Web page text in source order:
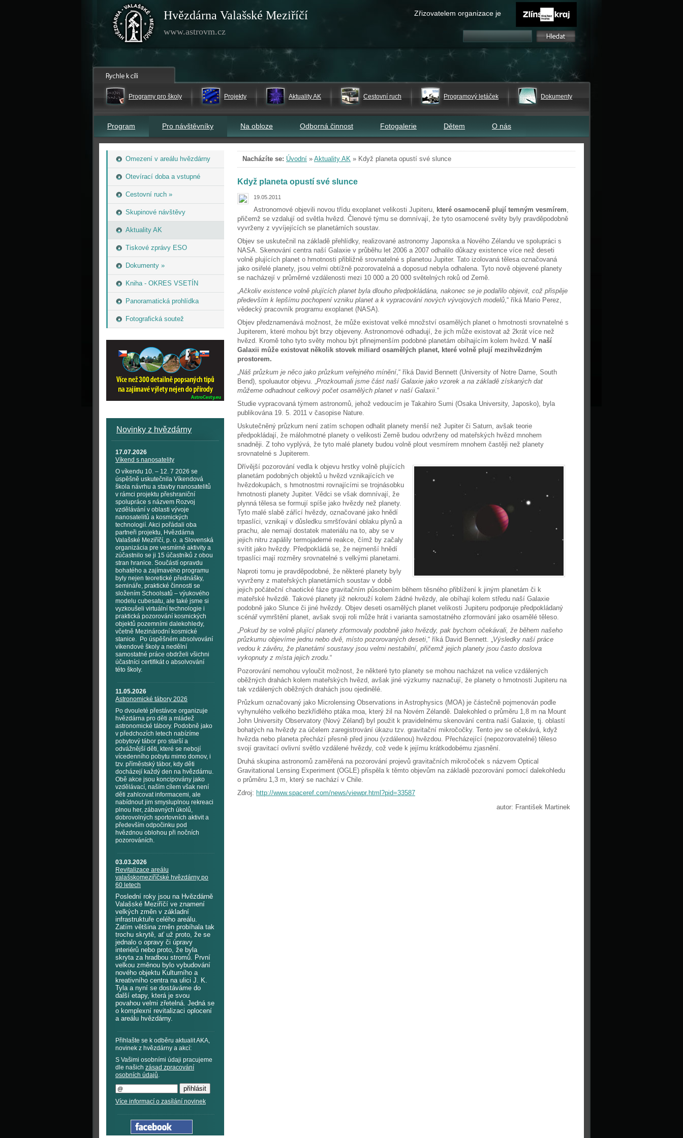
Hvězdárna Valašské Meziříčí
www.astrovm.cz
Zřizovatelem organizace je
Programy pro školy Projekty Aktuality AK Cestovní ruch Programový letáček Dokumenty
Program Pro návštěvníky Na obloze Odborná činnost Fotogalerie Dětem O nás
Omezení v areálu hvězdárny
Otevírací doba a vstupné
Cestovní ruch »
Skupinové návštěvy
Aktuality AK
Tiskové zprávy ESO
Dokumenty »
Kniha - OKRES VSETÍN
Panoramatická prohlídka
Fotografická soutež
Novinky z hvězdárny
17.07.2026
Víkend s nanosatelity
O víkendu 10. – 12. 7 2026 se
úspěšně uskutečnila Víkendová
škola návrhu a stavby nanosatelitů
v rámci projektu přeshraniční
spolupráce s názvem Rozvoj
vzdělávání v oblasti vývoje
nanosatelitů a kosmických
technologií. Akci pořádali oba
partneři projektu, Hvězdárna
Valašské Meziříčí, p. o. a Slovenská
organizácia pre vesmírné aktivity a
zúčastnilo se ji 15 účastníků z obou
stran hranice. Součástí opravdu
bohatého a zajímavého programu
byly nejen teoretické přednášky,
semináře, praktické činnosti se
složením Schoolsatů – výukového
modelu cubesatu, ale také jsme si
vyzkoušeli virtuální technologie i
praktická pozorování kosmických
objektů pozemními dalekohledy,
včetně Mezinárodní kosmické
stanice. Po úspěšném absolvování
víkendové školy a nedělní
samostatné práce obdrželi všichni
účastníci certifikát o absolvování
této školy.
11.05.2026
Astronomické tábory 2026
Po dvouleté přestávce organizuje
hvězdárna pro děti a mládež
astronomické tábory. Podobně jako
v předchozích letech nabízíme
pobytový tábor pro starší a
odvážnější děti, které se nebojí
vícedenního pobytu mimo domov, i
tzv. příměstský tábor, kdy děti
docházejí každý den na hvězdárnu.
Obě akce jsou koncipovány jako
vzdělávací, naším cílem však není
děti zahlcovat informacemi, ale
nabídnout jim smysluplnou rekreaci
plnou her, zábavných úkolů,
dobrovolných sportovních aktivit a
především odpočinku pod
hvězdnou oblohou při nočních
pozorováních.
03.03.2026
Revitalizace areálu
valašskomeziříčské hvězdárny po
60 letech
Poslední roky jsou na Hvězdárně
Valašské Meziříčí ve znamení
velkých změn v základní
infrastruktuře celého areálu.
Zatím většina změn probíhala tak
trochu skrytě, ať už proto, že se
jednalo o opravy či úpravy
interiérů nebo proto, že byla
skryta za hradbou stromů. První
velkou změnou bylo vybudování
nového objektu Kulturního a
kreativního centra na ulici J. K.
Tyla a nyní se dostáváme do
další etapy, která je svou
povahou velmi zřetelná. Jedná se
o komplexní revitalizaci oplocení
a areálu hvězdárny.
Přihlašte se k odběru aktualit AKA,
novinek z hvězdárny a akcí:
S Vašimi osobními údaji pracujeme
dle našich zásad zpracování
osobních údajů.
Více informací o zasílání novinek
Nacházíte se: Úvodní » Aktuality AK » Když planeta opustí své slunce
Když planeta opustí své slunce
19.05.2011
Astronomové objevili novou třídu exoplanet velikosti Jupiteru, které osamoceně plují temným vesmírem,
přičemž se vzdalují od světla hvězd. Členové týmu se domnívají, že tyto osamocené světy byly pravděpodobně
vyvrženy z vyvíjejících se planetárních soustav.
Objev se uskutečnil na základě přehlídky, realizované astronomy Japonska a Nového Zélandu ve spolupráci s
NASA. Skenování centra naší Galaxie v průběhu let 2006 a 2007 odhalilo důkazy existence více než deseti
volně plujících planet o hmotnosti přibližně srovnatelné s planetou Jupiter. Tato izolovaná tělesa označovaná
jako osiřelé planety, jsou velmi obtížně pozorovatelná a doposud nebyla odhalena. Tyto nově objevené planety
se nacházejí v průměrné vzdálenosti mezi 10 000 a 20 000 světelných roků od Země.
„Ačkoliv existence volně plujících planet byla dlouho předpokládána, nakonec se je podařilo objevit, což přispěje
především k lepšímu pochopení vzniku planet a k vypracování nových vývojových modelů,“ říká Mario Perez,
vědecký pracovník programu exoplanet (NASA).
Objev předznamenává možnost, že může existovat velké množství osamělých planet o hmotnosti srovnatelné s
Jupiterem, které mohou být brzy objeveny. Astronomové odhadují, že jich může existovat až 2krát více než
hvězd. Kromě toho tyto světy mohou být přinejmenším podobné planetám obíhajícím kolem hvězd. V naší
Galaxii může existovat několik stovek miliard osamělých planet, které volně plují mezihvězdným
prostorem.
„Náš průzkum je něco jako průzkum veřejného mínění,“ říká David Bennett (University of Notre Dame, South
Bend), spoluautor objevu. „Prozkoumali jsme část naší Galaxie jako vzorek a na základě získaných dat
můžeme odhadnout celkový počet osamělých planet v naší Galaxii.“
Studie vypracovaná týmem astronomů, jehož vedoucím je Takahiro Sumi (Osaka University, Japosko), byla
publikována 19. 5. 2011 v časopise Nature.
Uskutečněný průzkum není zatím schopen odhalit planety menší než Jupiter či Saturn, avšak teorie
předpokládají, že málohmotné planety o velikosti Země budou odvrženy od mateřských hvězd mnohem
snadněji. Z toho vyplývá, že tyto malé planety budou volně plout vesmírem mnohem častěji než planety
srovnatelné s Jupiterem.
Dřívější pozorování vedla k objevu hrstky volně plujících
planetám podobných objektů u hvězd vznikajících ve
hvězdokupách, s hmotnostmi rovnajícími se trojnásobku
hmotnosti planety Jupiter. Vědci se však domnívají, že
plynná tělesa se formují spíše jako hvězdy než planety.
Tyto malé slabě zářící hvězdy, označované jako hnědí
trpaslíci, vznikají v důsledku smršťování oblaku plynů a
prachu, ale nemají dostatek materiálu na to, aby se v
jejich nitru zapálily termojaderné reakce, čímž by začaly
svítit jako hvězdy. Předpokládá se, že nejmenší hnědí
trpaslíci mají rozměry srovnatelné s velkými planetami.
Naproti tomu je pravděpodobné, že některé planety byly
vyvrženy z mateřských planetárních soustav v době
jejich počáteční chaotické fáze gravitačním působením během těsného přiblížení k jiným planetám či k
mateřské hvězdě. Takové planety již nekrouží kolem žádné hvězdy, ale obíhají kolem středu naší Galaxie
podobně jako Slunce či jiné hvězdy. Objev deseti osamělých planet velikosti Jupiteru podporuje předpokládaný
scénář vymrštění planet, avšak svoji roli může hrát i varianta samostatného zformování jako osamělé těleso.
„Pokud by se volně plující planety zformovaly podobně jako hvězdy, pak bychom očekávali, že během našeho
průzkumu objevíme jednu nebo dvě, místo pozorovaných deseti,“ říká David Bennett. „Výsledky naší práce
vedou k závěru, že planetární soustavy jsou velmi nestabilní, přičemž jejich planety jsou často doslova
vykopnuty z místa jejich zrodu.“
Pozorování nemohou vyloučit možnost, že některé tyto planety se mohou nacházet na velice vzdálených
oběžných drahách kolem mateřských hvězd, avšak jiné výzkumy naznačují, že planety o hmotnosti Jupiteru na
tak vzdálených oběžných drahách jsou ojedinělé.
Průzkum označovaný jako Microlensing Observations in Astrophysics (MOA) je částečně pojmenován podle
vyhynulého velkého bezkřídlého ptáka moa, který žil na Novém Zélandě. Dalekohled o průměru 1,8 m na Mount
John University Observatory (Nový Zéland) byl použit k pravidelnému skenování centra naší Galaxie, tj. oblastí
bohatých na hvězdy za účelem zaregistrování úkazu tzv. gravitační mikročočky. Tento jev se očekává, když
hvězda nebo planeta přechází přesně před jinou (vzdálenou) hvězdou. Přecházející (nepozorovatelné) těleso
svojí gravitací ovlivní světlo vzdálené hvězdy, což vede k jejímu krátkodobému zjasnění.
Druhá skupina astronomů zaměřená na pozorování projevů gravitačních mikročoček s názvem Optical
Gravitational Lensing Experiment (OGLE) přispěla k těmto objevům na základě pozorování pomocí dalekohledu
o průměru 1,3 m, který se nachází v Chile.
Zdroj: http://www.spaceref.com/news/viewpr.html?pid=33587
autor: František Martinek